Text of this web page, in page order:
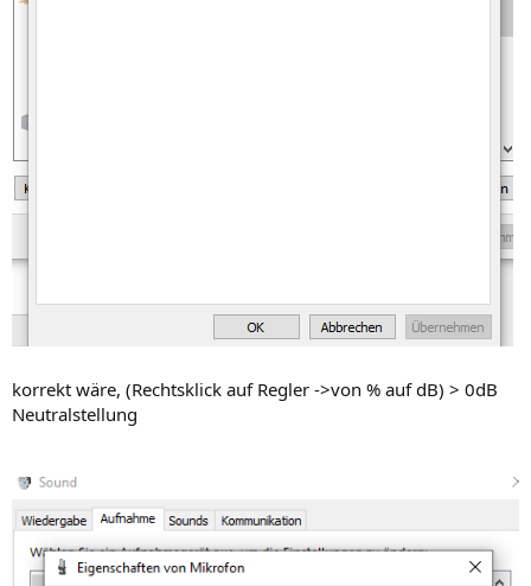
korrekt wäre, (Rechtsklick auf Regler ->von % auf dB) > 0dB
Neutralstellung